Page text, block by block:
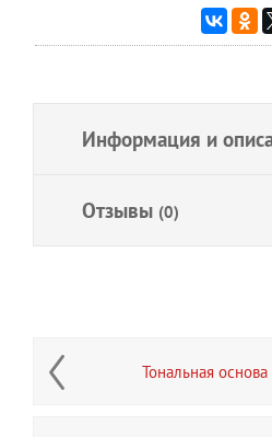
Информация и
Отзывы (0)
Тональная